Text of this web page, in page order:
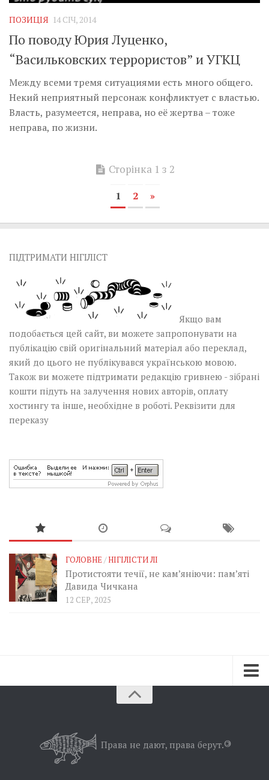
ПОЗИЦІЯ 14 СІЧ, 2014
По поводу Юрия Луценко,
“Васильковских террористов” и УГКЦ
Между всеми тремя ситуациями есть много общего.
Некий неприятный персонаж конфликтует с властью.
Власть, разумеется, неправа, но её жертва – тоже
неправа, по жизни.
Сторінка 1 з 2
1 2 »
ПІДТРИМАТИ НІГІЛІСТ
Якщо вам
подобається цей сайт, ви можете запропонувати на
публікацію свій оригінальний матеріал або переклад,
який до цього не публікувався українською мовою.
Також ви можете підтримати редакцію гривнею - зібрані
кошти підуть на залучення нових авторів, оплату
хостингу та інше, необхідне в роботі. Реквізити для
переказу
ГОЛОВНЕ/НІГІЛІСТИ ЛІ
Протистояти течії, не кам’яніючи: пам’яті
Давида Чичкана
12 СЕР, 2025
Позиція
Права не дают, права берут.©